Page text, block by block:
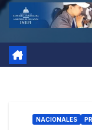
NACIONALES